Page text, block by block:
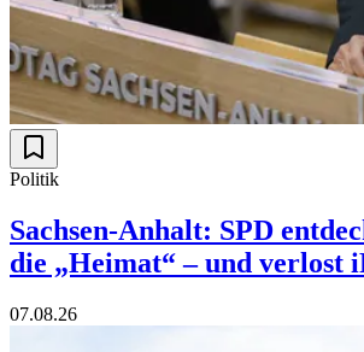
Politik
Sachsen-Anhalt: SPD
die „Heimat“ – und verlost
07.08.26